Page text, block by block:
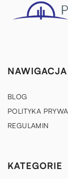
NAWIGACJA
BLOG
POLITYKA
REGULAMIN
KATEGORIE